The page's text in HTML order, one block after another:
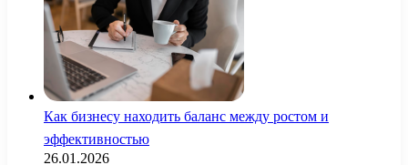
Как бизнесу находить баланс между ростом и
эффективностью
26.01.2026